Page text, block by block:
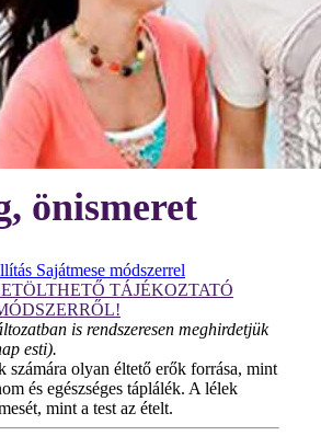
önismeret
Sajátmese módszerrel
TÁJÉKOZTATÓ
is rendszeresen meghirdetjük
esti).
számára olyan éltető erők forrása, mint
és egészséges táplálék. A lélek
mint a test az ételt.